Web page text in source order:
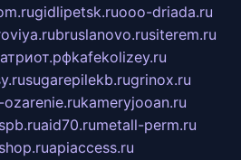
gidlipetsk.ruooo-driada.ru
bruslanovo.rusiterem.ru
kafekolizey.ru
sugarepilekb.rugrinox.ru
ozarenie.rukameryjooan.ru
aid70.rumetall-perm.ru
apiaccess.ru